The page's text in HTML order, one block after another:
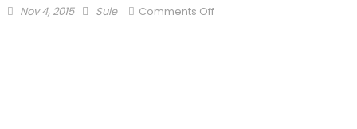
Posted
Nov 4, 2015 Author
Sule Comments Offon